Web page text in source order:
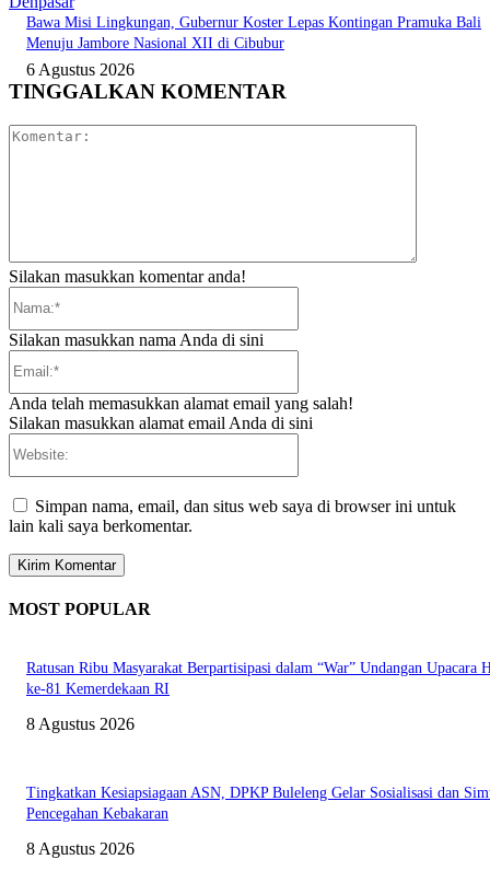
Bawa Misi Lingkungan, Gubernur Koster Lepas Kontingan Pramuka Bali
Menuju Jambore Nasional XII di Cibubur
6 Agustus 2026
TINGGALKAN KOMENTAR
Silakan masukkan komentar anda!
Silakan masukkan nama Anda di sini
Anda telah memasukkan alamat email yang salah!
Silakan masukkan alamat email Anda di sini
Simpan nama, email, dan situs web saya di browser ini untuk
lain kali saya berkomentar.
MOST POPULAR
Ratusan Ribu Masyarakat Berpartisipasi dalam “War” Undangan Upacara
ke-81 Kemerdekaan RI
8 Agustus 2026
Tingkatkan Kesiapsiagaan ASN, DPKP Buleleng Gelar Sosialisasi dan
Pencegahan Kebakaran
8 Agustus 2026